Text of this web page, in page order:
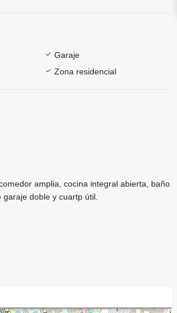
Garaje
Zona residencial
amplia, cocina integral abierta, baño
doble y cuartp útil.